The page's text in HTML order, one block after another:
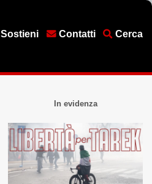
Sostieni Contatti Cerca
In evidenza